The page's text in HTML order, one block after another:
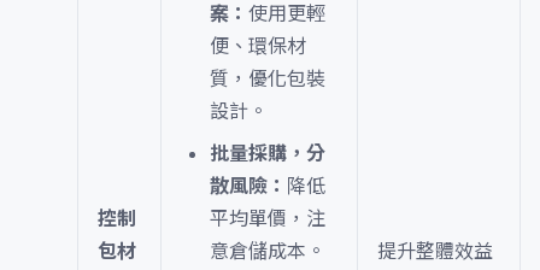
控制
包材
案： 使用更輕
便、環保材
質，優化包裝
設計。
批量採購，分
散風險： 降低
平均單價，注
意倉儲成本。
提升整體效益